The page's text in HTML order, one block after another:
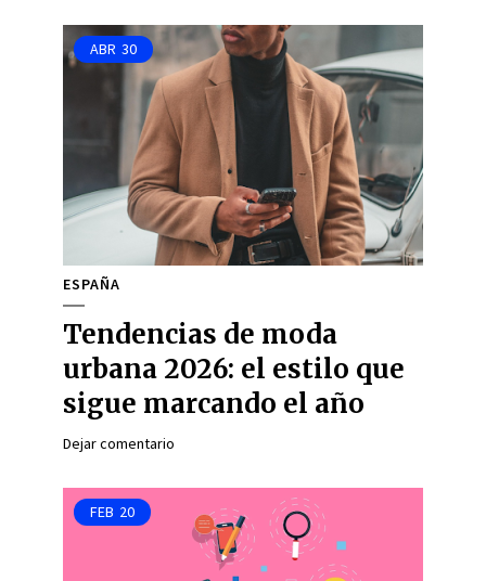
ABR 30
ESPAÑA
Tendencias de moda
urbana 2026: el estilo que
sigue marcando el año
Dejar comentario
FEB 20